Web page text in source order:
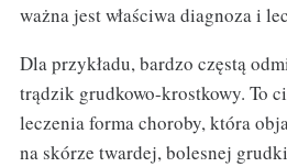
ważna jest właściwa diagnoza i
Dla przykładu, bardzo częstą
trądzik grudkowo-krostkowy. To
leczenia forma choroby, która
na skórze twardej, bolesnej